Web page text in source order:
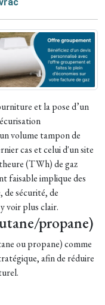
et la pose d’un
volume tampon de
cas et celui d'un site
(TWh) de gaz
faisable implique des
de sécurité, de
voir plus clair.
propane)
ou propane) comme
afin de réduire